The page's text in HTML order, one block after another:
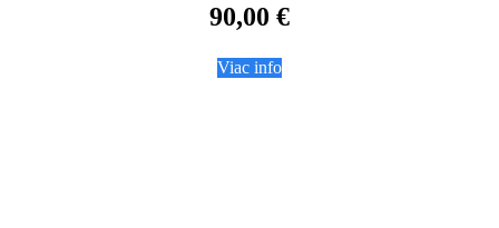
90,00 €
Viac info